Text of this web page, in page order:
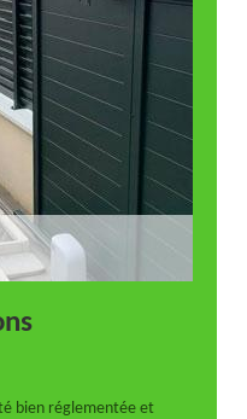
bien réglementée et